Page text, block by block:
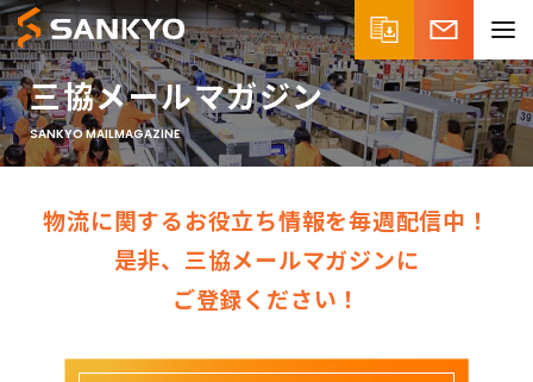
三協メールマガジン
SANKYO MAILMAGAZINE
物流に関するお役立ち情報を毎週配信中！
是非、三協メールマガジンに
ご登録ください！